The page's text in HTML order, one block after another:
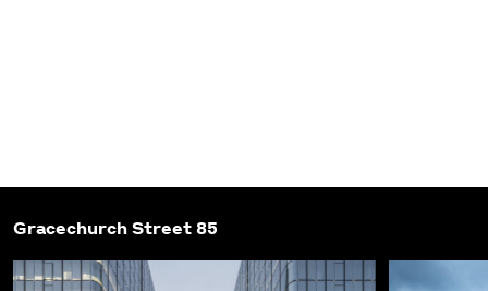
Gracechurch Street 85